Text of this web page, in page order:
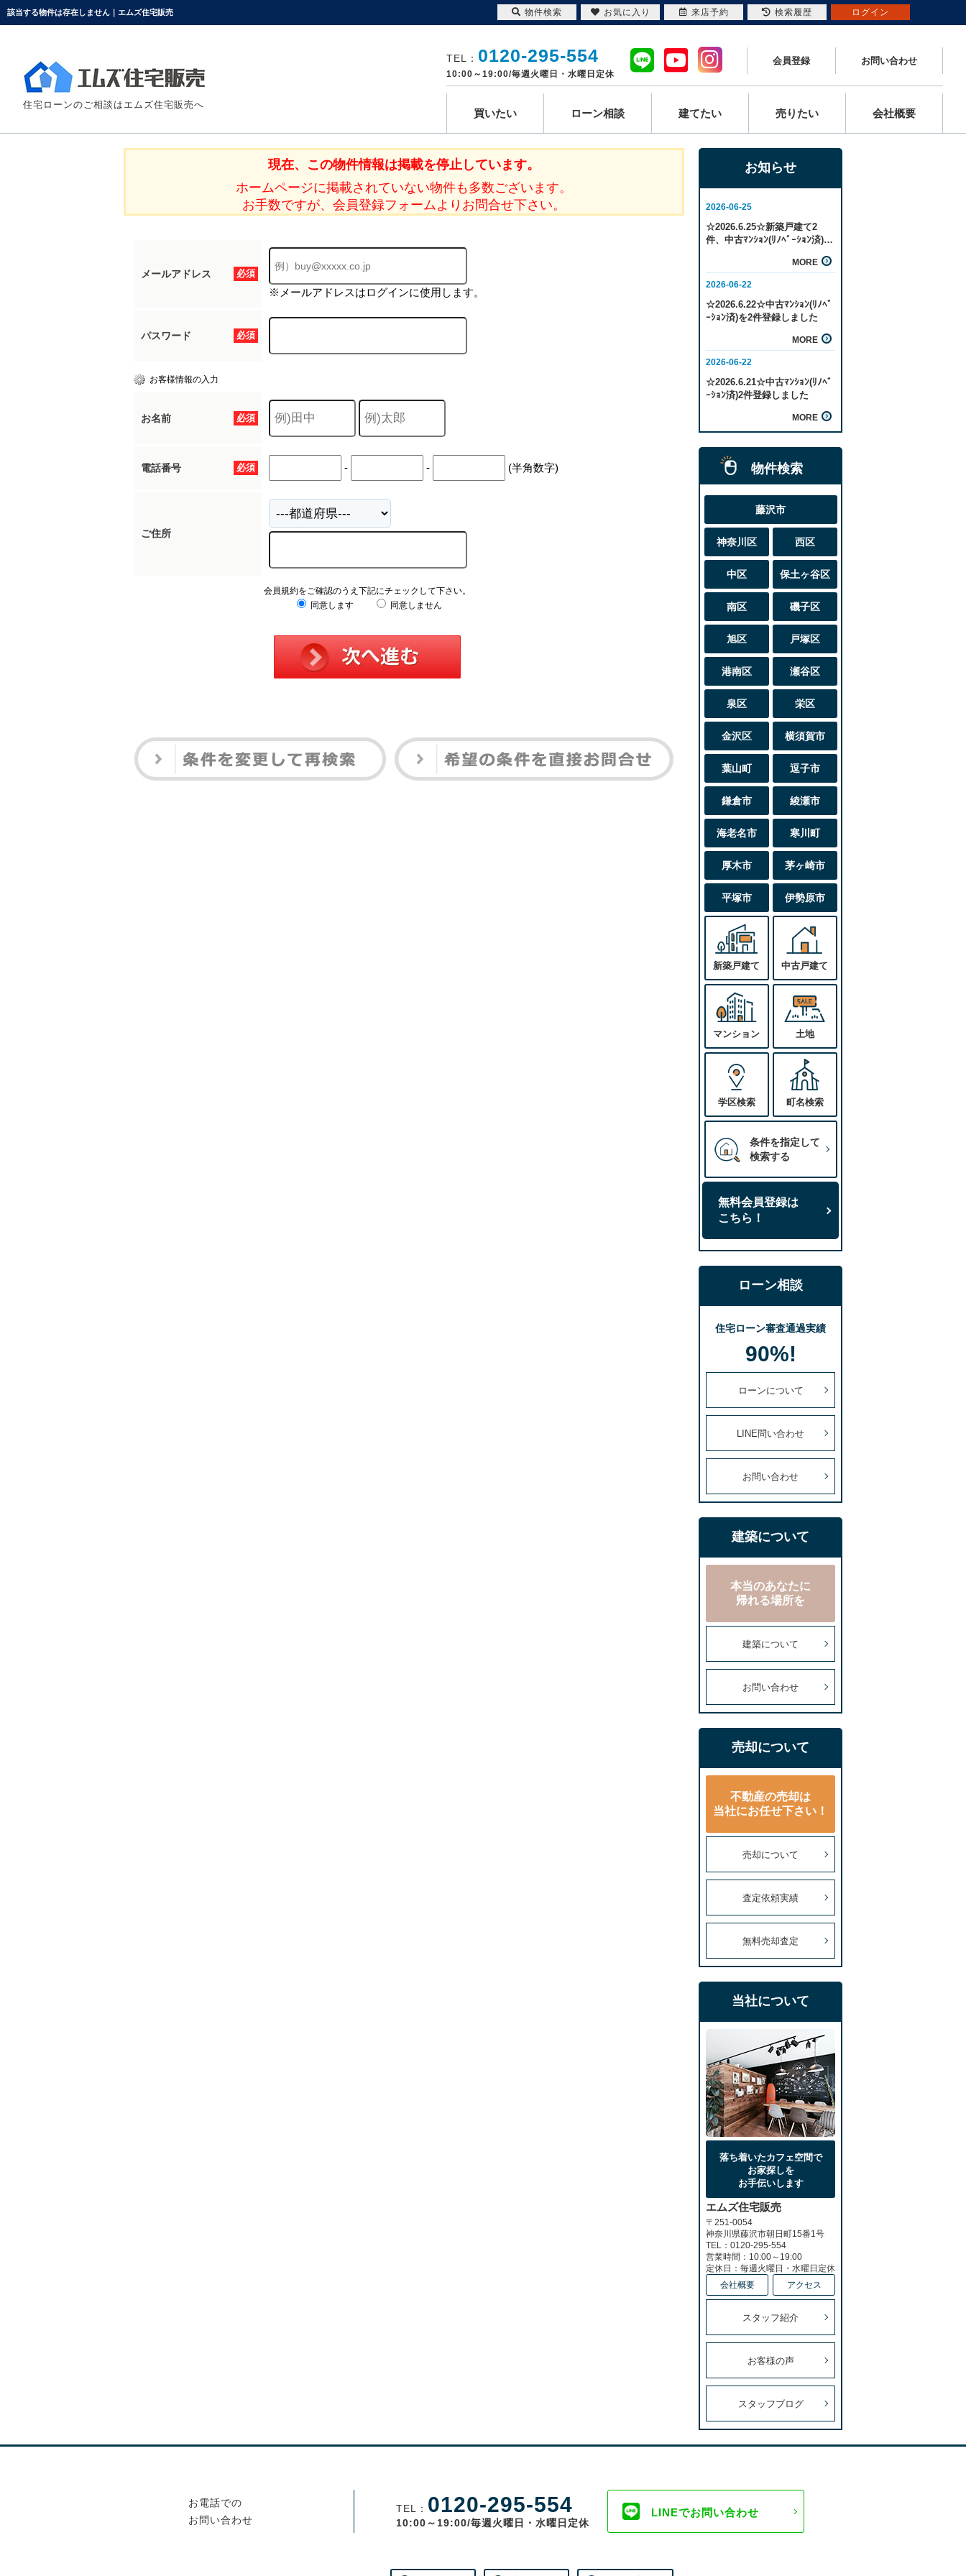
該当する物件は存在しません｜エムズ住宅販売
住宅ローンのご相談はエムズ住宅販売へ
TEL： 0120-295-554
10:00～19:00/毎週火曜日・水曜日定休
会員登録 お問い合わせ
買いたい ローン相談 建てたい 売りたい 会社概要
現在、この物件情報は掲載を停止しています。
ホームページに掲載されていない物件も多数ございます。
お手数ですが、会員登録フォームよりお問合せ下さい。
必須
メールアドレス
※メールアドレスはログインに使用します。
必須
パスワード
お客様情報の入力
必須
お名前
必須
電話番号 - - (半角数字)
ご住所
会員規約をご確認のうえ下記にチェックして下さい。
同意します
同意しません
お知らせ
物件検索
藤沢市
神奈川区 西区
中区 保土ヶ谷区
南区 磯子区
旭区 戸塚区
港南区 瀬谷区
泉区 栄区
金沢区 横須賀市
葉山町 逗子市
鎌倉市 綾瀬市
海老名市 寒川町
厚木市 茅ヶ崎市
平塚市 伊勢原市
新築戸建て 中古戸建て
マンション 土地
学区検索 町名検索
条件を指定して
検索する
無料会員登録は
こちら！
ローン相談
住宅ローン審査通過実績
90%!
ローンについて
LINE問い合わせ
お問い合わせ
建築について
本当のあなたに
帰れる場所を
建築について
お問い合わせ
売却について
不動産の売却は
当社にお任せ下さい！
売却について
査定依頼実績
無料売却査定
当社について
落ち着いたカフェ空間で
お家探しを
お手伝いします
エムズ住宅販売
〒251-0054
神奈川県藤沢市朝日町15番1号
TEL：0120-295-554
営業時間：10:00～19:00
定休日：毎週火曜日・水曜日定休
会社概要
アクセス
スタッフ紹介
お客様の声
スタッフブログ
お電話での
お問い合わせ
TEL： 0120-295-554
10:00～19:00/毎週火曜日・水曜日定休
LINEでお問い合わせ
物件検索 お気に入り 来店予約 検索履歴 ログイン